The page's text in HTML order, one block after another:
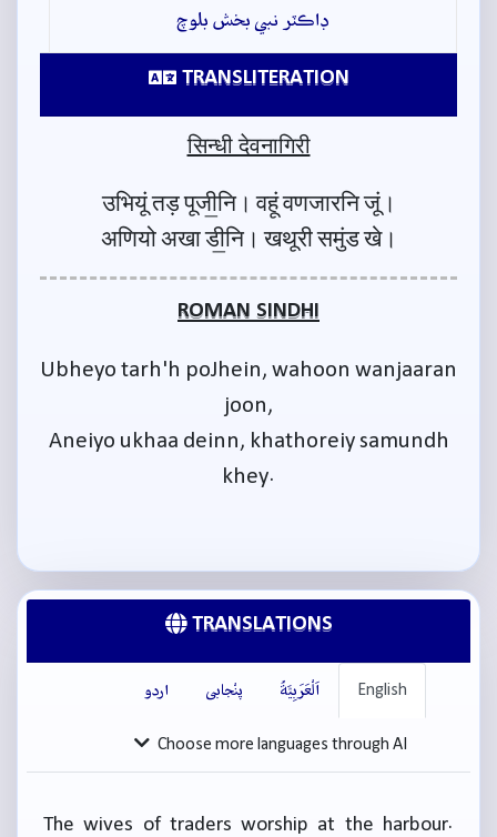
ڊاڪٽر نبي بخش بلوچ
TRANSLITERATION
सिन्धी देवनागिरी
उभियूं तड़ पूजी॒नि। वहूं वणजारनि जूं।
अणियो अखा डी॒नि। खथूरी समुंड खे।
ROMAN SINDHI
Ubheyo tarh'h poJhein, wahoon wanjaaran
joon,
Aneiyo ukhaa deinn, khathoreiy samundh
khey.
TRANSLATIONS
English اَلْعَرَبِيَّةُ پنْجابی اردو
Choose more languages through AI
The wives of traders worship at the harbour.